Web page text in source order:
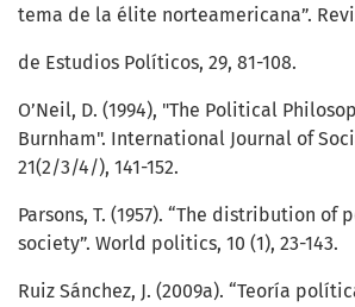
tema de la élite norteamericana”.
de Estudios Políticos, 29, 81-108.
O’Neil, D. (1994), "The Political
Burnham". International Journal of
21(2/3/4/), 141-152.
Parsons, T. (1957). “The distribution of
society”. World politics, 10 (1), 23-143.
Ruiz Sánchez, J. (2009a). “Teoría